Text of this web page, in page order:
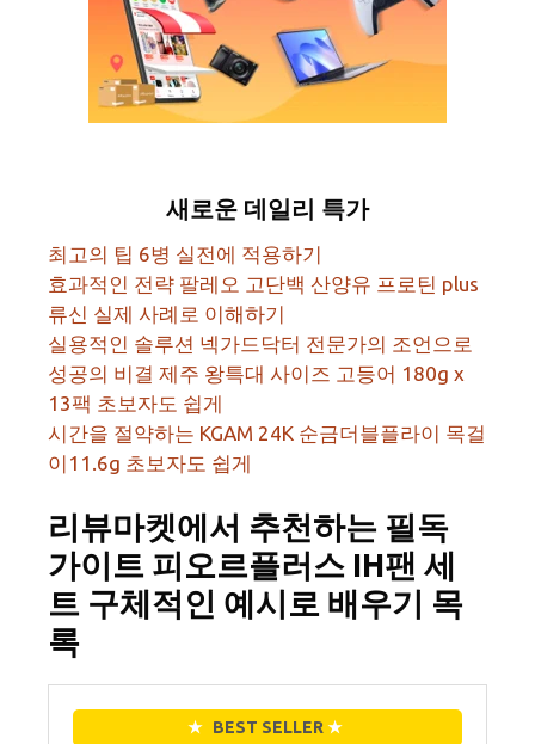
새로운 데일리 특가
최고의 팁 6병 실전에 적용하기
효과적인 전략 팔레오 고단백 산양유 프로틴 plus
류신 실제 사례로 이해하기
실용적인 솔루션 넥가드닥터 전문가의 조언으로
성공의 비결 제주 왕특대 사이즈 고등어 180g x
13팩 초보자도 쉽게
시간을 절약하는 KGAM 24K 순금더블플라이 목걸
이11.6g 초보자도 쉽게
리뷰마켓에서 추천하는 필독
가이트 피오르플러스 IH팬 세
트 구체적인 예시로 배우기 목
록
★ BEST SELLER ★